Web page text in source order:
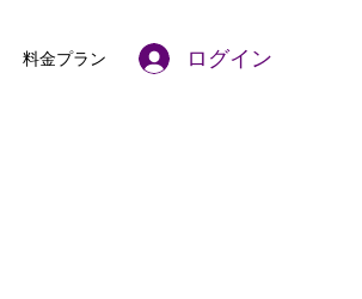
料金プラン ログイン